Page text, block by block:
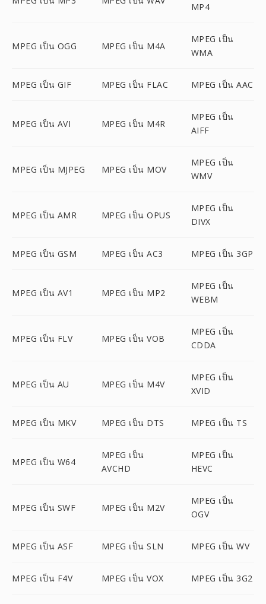
MP4
MPEG เป็น OGG MPEG เป็น M4A
MPEG เป็น
WMA
MPEG เป็น GIF MPEG เป็น FLAC MPEG เป็น AAC
MPEG เป็น AVI MPEG เป็น M4R
MPEG เป็น
AIFF
MPEG เป็น MJPEG MPEG เป็น MOV
MPEG เป็น
WMV
MPEG เป็น AMR MPEG เป็น OPUS
MPEG เป็น
DIVX
MPEG เป็น GSM MPEG เป็น AC3 MPEG เป็น 3GP
MPEG เป็น AV1 MPEG เป็น MP2
MPEG เป็น
WEBM
MPEG เป็น FLV MPEG เป็น VOB
MPEG เป็น
CDDA
MPEG เป็น AU MPEG เป็น M4V
MPEG เป็น
XVID
MPEG เป็น MKV MPEG เป็น DTS MPEG เป็น TS
MPEG เป็น W64
MPEG เป็น
AVCHD
MPEG เป็น
HEVC
MPEG เป็น SWF MPEG เป็น M2V
MPEG เป็น
OGV
MPEG เป็น ASF MPEG เป็น SLN MPEG เป็น WV
MPEG เป็น F4V MPEG เป็น VOX MPEG เป็น 3G2